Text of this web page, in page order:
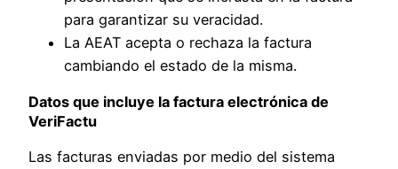
para garantizar su veracidad.
La AEAT acepta o rechaza la factura
cambiando el estado de la misma.
Datos que incluye la factura electrónica de
VeriFactu
Las facturas enviadas por medio del sistema